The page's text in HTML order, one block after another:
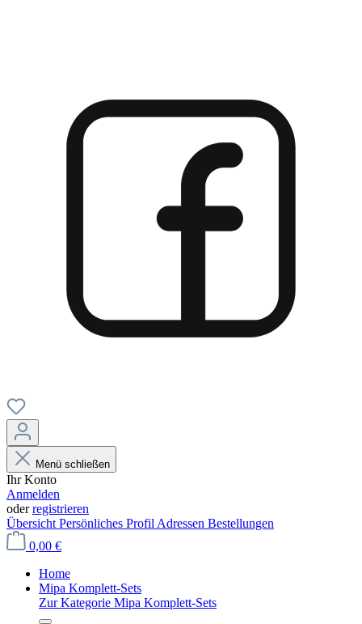
Menü schließen
Ihr Konto
Anmelden
oderregistrieren
Übersicht Persönliches Profil Adressen Bestellungen
0,00 €
Home
Mipa Komplett-Sets
Zur Kategorie Mipa Komplett-Sets